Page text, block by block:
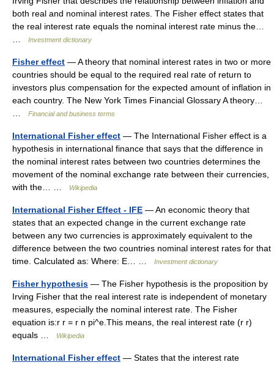
both real and nominal interest rates. The Fisher effect states that
the real interest rate equals the nominal interest rate minus the…
Investment dictionary
Fisher effect — A theory that nominal interest rates in two or more
countries should be equal to the required real rate of return to
investors plus compensation for the expected amount of inflation in
each country. The New York Times Financial Glossary A theory…
Financial and business terms
International Fisher effect — The International Fisher effect is a
hypothesis in international finance that says that the difference in
the nominal interest rates between two countries determines the
movement of the nominal exchange rate between their currencies,
with the… …
Wikipedia
International Fisher Effect - IFE — An economic theory that
states that an expected change in the current exchange rate
between any two currencies is approximately equivalent to the
difference between the two countries nominal interest rates for that
time. Calculated as: Where: E… …
Investment dictionary
Fisher hypothesis — The Fisher hypothesis is the proposition by
Irving Fisher that the real interest rate is independent of monetary
measures, especially the nominal interest rate. The Fisher
equation is:r r = r n pi^e.This means, the real interest rate (r r)
equals …
Wikipedia
International Fisher effect — States that the interest rate